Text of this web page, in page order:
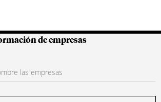
Colombianas
de empresas